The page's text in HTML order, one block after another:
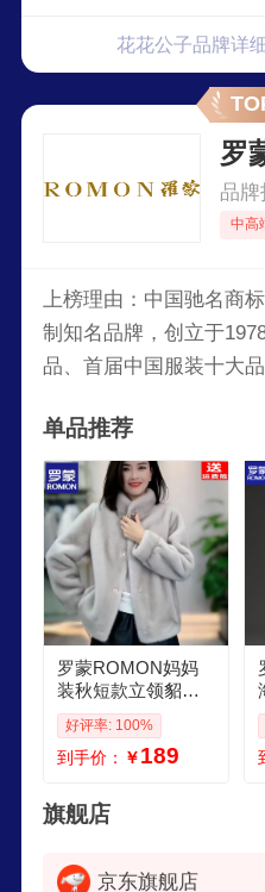
花花公子品牌详
罗
品牌
中高
上榜理由：中国驰名商
制知名品牌，创立于
品、首届中国服装十大
衫及系列服饰起家，现
酒店、地产开发、国际
企业。
单品推荐
罗蒙ROMON妈妈
装秋短款立领貂绒
外套中老年女保暖
高贵皮毛一体大衣
宽松冬季 银灰色 M
好评率: 100%
到手价： ￥189
旗舰店
京东旗舰店